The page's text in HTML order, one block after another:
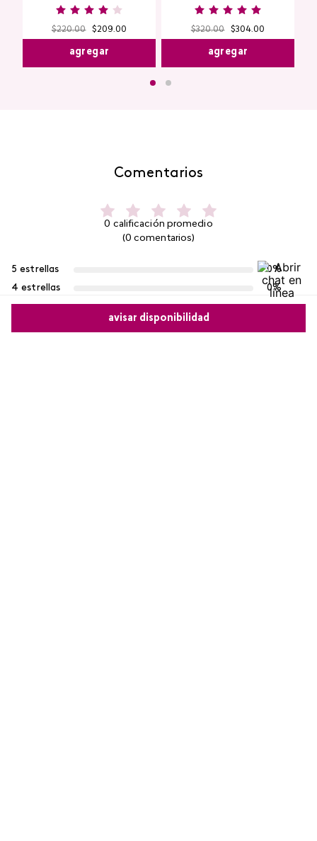
avisar disponibilidad
$220.00 $209.00
agregar
$320.00 $304.00
agregar
Comentarios
0 calificación promedio
(0 comentarios)
5 estrellas
0%
4 estrellas
0%
3 estrellas
0%